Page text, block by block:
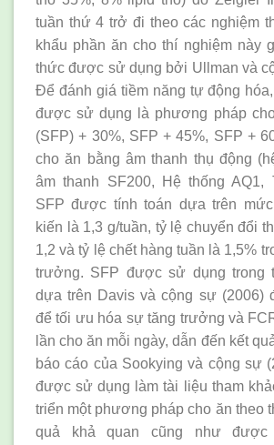
tuần thứ 4 trở đi theo các nghiệm
khẩu phần ăn cho thí nghiệm này
thức được sử dụng bởi Ullman và
Để đánh giá tiềm năng tự động
được sử dụng là phương pháp
(SFP) + 30%, SFP + 45%, SFP +
cho ăn bằng âm thanh thụ động
âm thanh SF200, Hệ thống AQ1,
SFP được tính toán dựa trên
kiến là 1,3 g/tuần, tỷ lệ chuyển đổi
1,2 và tỷ lệ chết hàng tuần là 1,5%
trưởng. SFP được sử dụng trong
dựa trên Davis và cộng sự (2006)
để tối ưu hóa sự tăng trưởng và
lần cho ăn mỗi ngày, dẫn đến kết
báo cáo của Sookying và cộng sự
được sử dụng làm tài liệu tham
triển một phương pháp cho ăn theo
quả khả quan cũng như